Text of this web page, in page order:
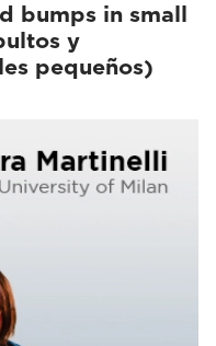
bumps in small
y
pequeños)